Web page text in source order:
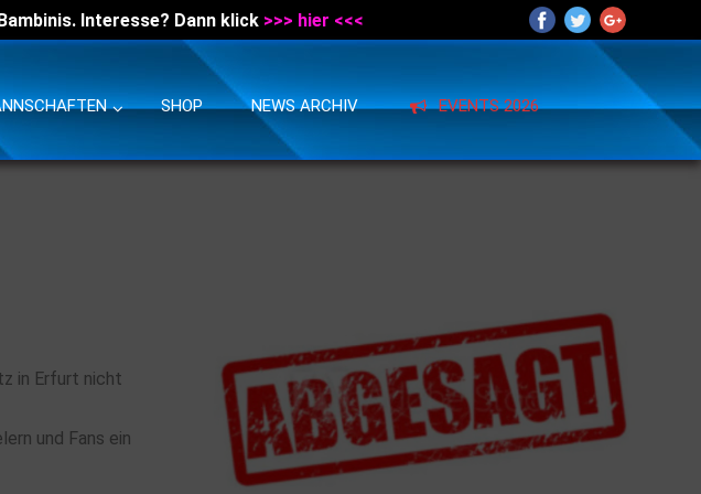
Interesse? Dann klick >>> hier <<<
SHOP NEWS ARCHIV EVENTS 2026
in Erfurt nicht
und Fans ein